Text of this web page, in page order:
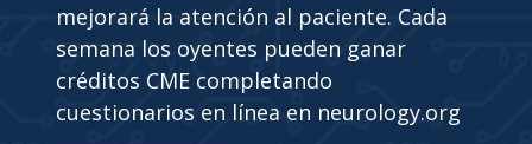
mejorará la atención al paciente. Cada
semana los oyentes pueden ganar
créditos CME completando
cuestionarios en línea en neurology.org